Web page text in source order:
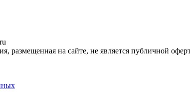
размещенная на сайте, не является публичной